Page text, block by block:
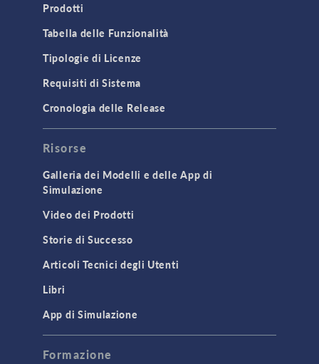
Prodotti
Tabella delle Funzionalità
Tipologie di Licenze
Requisiti di Sistema
Cronologia delle Release
Risorse
Galleria dei Modelli e delle App di
Simulazione
Video dei Prodotti
Storie di Successo
Articoli Tecnici degli Utenti
Libri
App di Simulazione
Formazione